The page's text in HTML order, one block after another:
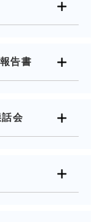
告書
会